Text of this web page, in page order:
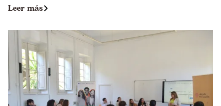
Leer más